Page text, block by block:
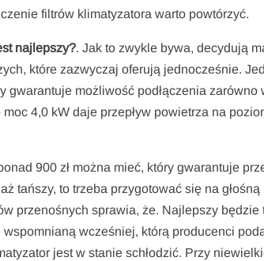
filtrów klimatyzatora warto powtórzyć.
najlepszy?. Jak to zwykle bywa, decydują
które zazwyczaj oferują jednocześnie.
gwarantuje możliwość podłączenia
4,0 kW daje przepływ powietrza na
900 zł można mieć, który gwarantuje
tańszy, to trzeba przygotować się na
przenośnych sprawia, że. Najlepszy będzie
wcześniej, którą producenci
jest w stanie schłodzić. Przy